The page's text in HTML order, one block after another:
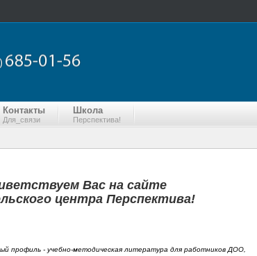
Контакты
Для_связи
Школа
Перспектива!
Вас на сайте
центра Перспектива!
профиль - учебно-методическая литература для работников ДОО,